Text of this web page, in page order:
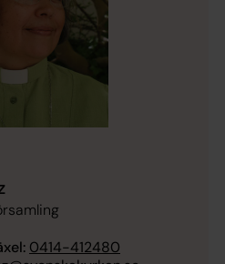
0414-412480